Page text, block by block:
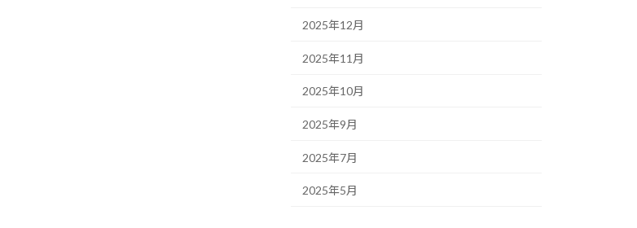
2025年12月
2025年11月
2025年10月
2025年9月
2025年7月
2025年5月